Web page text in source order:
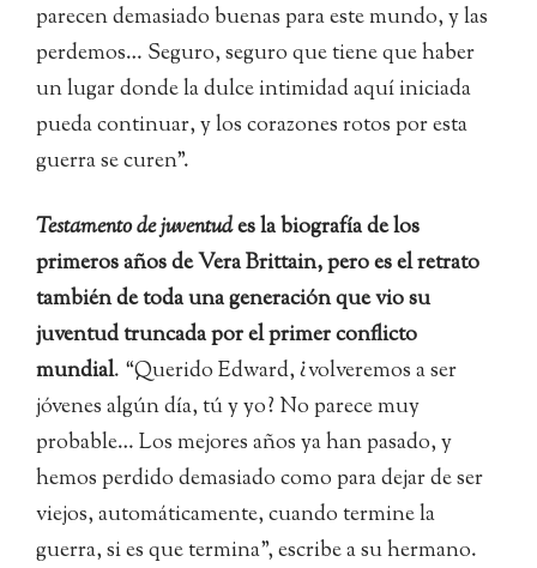
parecen demasiado buenas para este mundo, y las
perdemos… Seguro, seguro que tiene que haber
un lugar donde la dulce intimidad aquí iniciada
pueda continuar, y los corazones rotos por esta
guerra se curen”.
Testamento de juventudes la biografía de los
primeros años de Vera Brittain, pero es el retrato
también de toda una generación que vio su
juventud truncada por el primer conflicto
mundial. “Querido Edward, ¿volveremos a ser
jóvenes algún día, tú y yo? No parece muy
probable… Los mejores años ya han pasado, y
hemos perdido demasiado como para dejar de ser
viejos, automáticamente, cuando termine la
guerra, si es que termina”, escribe a su hermano.